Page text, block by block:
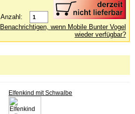
Anzahl:
Benachrichtigen, wenn Mobile Bunter Vogel
wieder verfügbar?
Elfenkind mit Schwalbe